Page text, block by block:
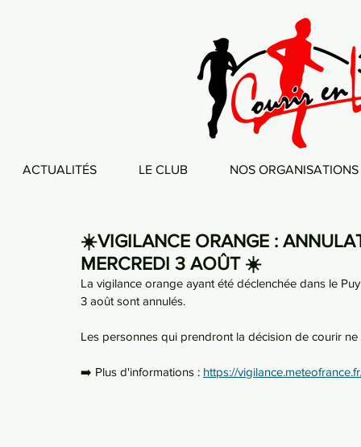
ACTUALITÉS LE CLUB NOS ORGANISATIONS
☀️VIGILANCE ORANGE :
MERCREDI 3 AOÛT ☀️
La vigilance orange ayant été déclenchée dans le
3 août sont annulés.
Les personnes qui prendront la décision de courir
➡️ Plus d'informations : https://